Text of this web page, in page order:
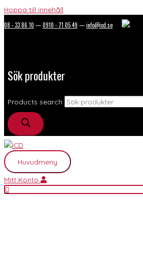
Hoppa till innehåll
08 - 33 86 10 —0910 - 71 05 49 —info@icd.se
Sök produkter
Products search
Huvudmeny
Mitt Konto